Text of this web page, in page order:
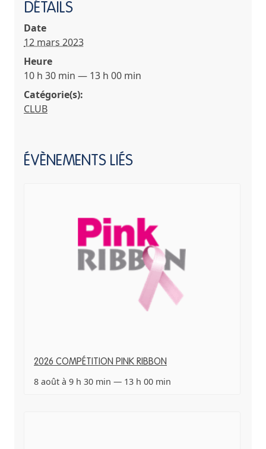
DÉTAILS
Date
12 mars 2023
Heure
10 h 30 min — 13 h 00 min
Catégorie(s):
CLUB
ÉVÈNEMENTS LIÉS
2026 COMPÉTITION PINK RIBBON
8 août à 9 h 30 min — 13 h 00 min